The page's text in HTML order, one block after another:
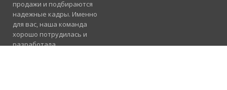
продажи и подбираются
надежные кадры. Именно
для вас, наша команда
хорошо потрудилась и
разработала